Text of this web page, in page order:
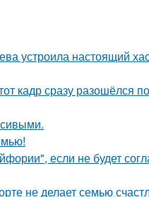
устроила настоящий
кадр сразу разошёлся
если не будет
не делает семью